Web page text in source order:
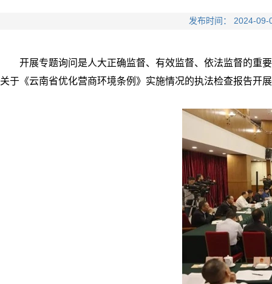
发布时间： 2024-
开展专题询问是人大正确监督、有效监督、依法监督的重
关于《云南省优化营商环境条例》实施情况的执法检查报告开